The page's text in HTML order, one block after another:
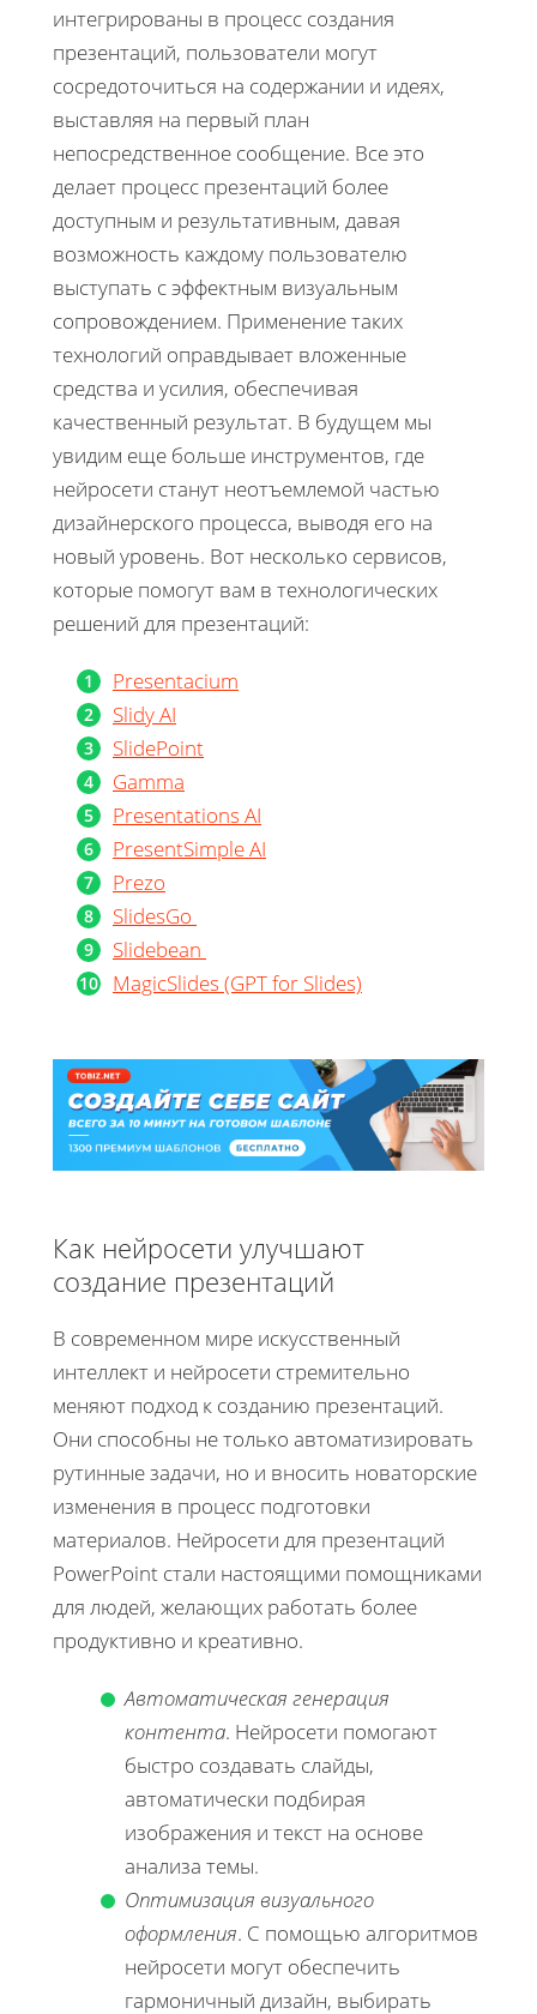
интегрированы в процесс создания
презентаций, пользователи могут
сосредоточиться на содержании и идеях,
выставляя на первый план
непосредственное сообщение. Все это
делает процесс презентаций более
доступным и результативным, давая
возможность каждому пользователю
выступать с эффектным визуальным
сопровождением. Применение таких
технологий оправдывает вложенные
средства и усилия, обеспечивая
качественный результат. В будущем мы
увидим еще больше инструментов, где
нейросети станут неотъемлемой частью
дизайнерского процесса, выводя его на
новый уровень. Вот несколько сервисов,
которые помогут вам в технологических
решений для презентаций:
Presentacium
Slidy AI
SlidePoint
Gamma
Presentations AI
PresentSimple AI
Prezo
SlidesGo
Slidebean
MagicSlides (GPT for Slides)
Как нейросети улучшают
создание презентаций
В современном мире искусственный
интеллект и нейросети стремительно
меняют подход к созданию презентаций.
Они способны не только автоматизировать
рутинные задачи, но и вносить новаторские
изменения в процесс подготовки
материалов. Нейросети для презентаций
PowerPoint стали настоящими помощниками
для людей, желающих работать более
продуктивно и креативно.
Автоматическая генерация
контента. Нейросети помогают
быстро создавать слайды,
автоматически подбирая
изображения и текст на основе
анализа темы.
Оптимизация визуального
оформления. С помощью алгоритмов
нейросети могут обеспечить
гармоничный дизайн, выбирать